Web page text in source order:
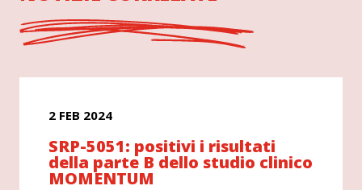
2 FEB 2024
SRP-5051: positivi i risultati
della parte B dello studio clinico
MOMENTUM